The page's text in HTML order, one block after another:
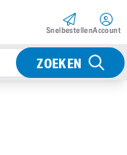
Snel­bestellenAccount
ZOEKEN